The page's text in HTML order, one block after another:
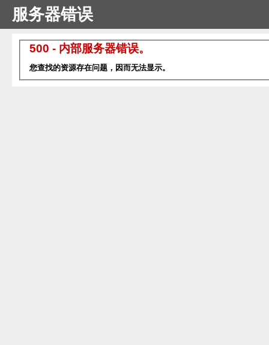
服务器错误
500 - 内部服务器错误。
您查找的资源存在问题，因而无法显示。